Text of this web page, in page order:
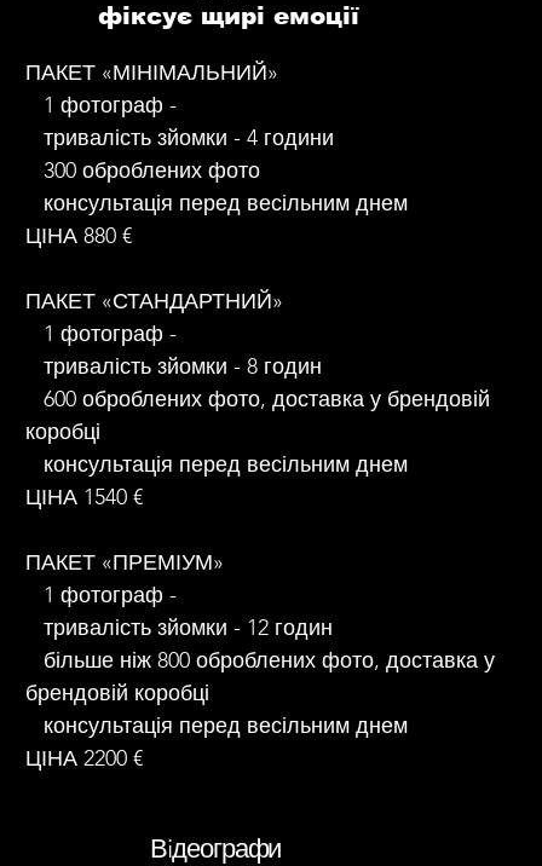
фіксує щирі емоції
ПАКЕТ «МІНІМАЛЬНИЙ»
1 фотограф -
тривалість зйомки - 4 години
300 оброблених фото
консультація перед весільним днем
ЦІНА 880 €
ПАКЕТ «СТАНДАРТНИЙ»
1 фотограф -
тривалість зйомки - 8 годин
600 оброблених фото, доставка у брендовій
коробці
консультація перед весільним днем
ЦІНА 1540 €
ПАКЕТ «ПРЕМІУМ»
1 фотограф -
тривалість зйомки - 12 годин
більше ніж 800 оброблених фото, доставка у
брендовій коробці
консультація перед весільним днем
ЦІНА 2200 €
Вiдеографи